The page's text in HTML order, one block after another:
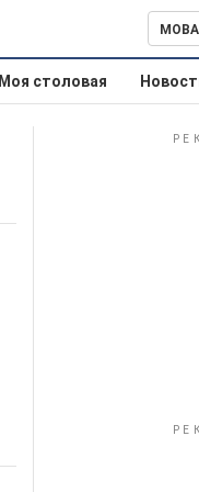
МОВА
Моя столовая